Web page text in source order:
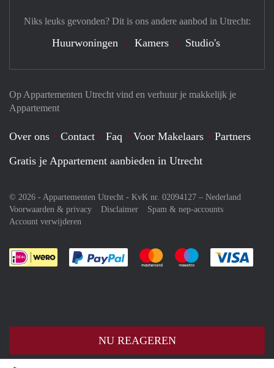
NU REAGEREN
Op Appartementen Utrecht vind en verhuur je makkelijk je
Appartement
Over ons Contact Faq Voor Makelaars
Partners
Gratis je Appartement aanbieden in Utrecht
© 2026 - Appartementen Utrecht - KvK nr. 02094127 – Nederland
Voorwaarden & privacy
Disclaimer
Spam & nep-accounts
Account verwijderen
Je rekent gemakkelijk af met Paypal
Je rekent gemakkelijk af met
Je rekent
Niks leuks gevonden? Dit is ons andere aanbod in Utrecht:
Huurwoningen Kamers Studio's